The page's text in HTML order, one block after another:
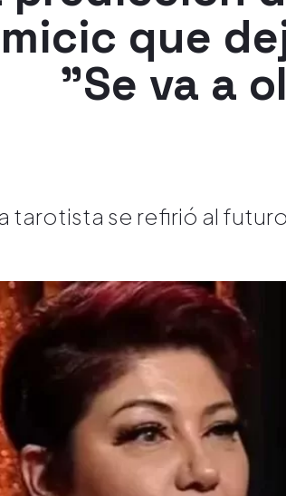
que
"Se va a
tarotista se refirió al